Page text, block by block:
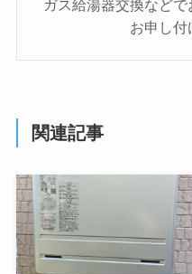
ガス給湯器交換など
お申し付
関連記事